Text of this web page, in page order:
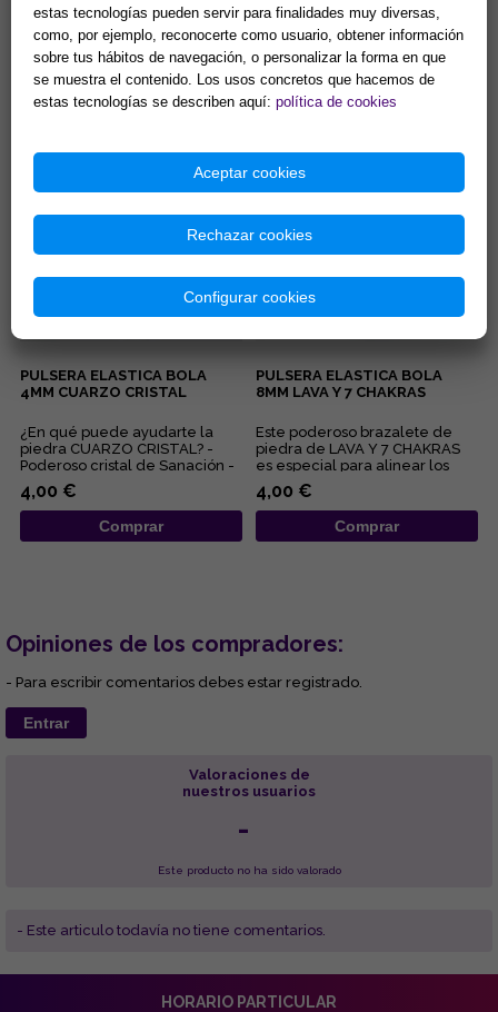
DISCO DE SELENITA
GRABADO. MODELOS
SURTIDOS (15 cm.)
Gran capacidad para la
limpieza de minerales y
protectoras....
GEODA CUARZO CRISTAL 4-
6CM APROX.
¿Sientes tu hogar pesado o
estancado? Despierta la
naturale...
PULSERA ELASTICA BOLA
4MM CUARZO CRISTAL
¿En qué puede ayudarte la
piedra CUARZO CRISTAL? -
Poderoso cristal de Sanación -
Limpia y purifica a nivel ...
4,00 €
Comprar
PULSERA ELASTICA BOLA
8MM LAVA Y 7 CHAKRAS
Este poderoso brazalete de
piedra de LAVA Y 7 CHAKRAS
es especial para alinear los
centros energéticos corpora...
4,00 €
Comprar
Opiniones de los compradores:
- Para escribir comentarios debes estar registrado.
Entrar
Valoraciones de
nuestros usuarios
-
Este producto no ha sido valorado
- Este articulo todavía no tiene comentarios.
HORARIO PARTICULAR
estas tecnologías pueden servir para finalidades muy diversas,
como, por ejemplo, reconocerte como usuario, obtener información
sobre tus hábitos de navegación, o personalizar la forma en que
se muestra el contenido. Los usos concretos que hacemos de
estas tecnologías se describen aquí: política de cookies
Aceptar cookies
Rechazar cookies
Configurar cookies